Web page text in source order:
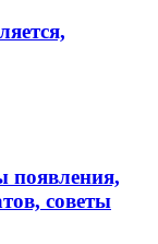
советы